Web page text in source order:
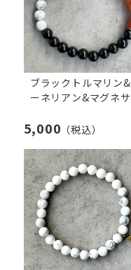
ブラックトルマリン
ーネリアン&マグネ
5,000 （税込）